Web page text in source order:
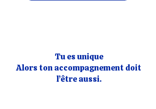
Tu es unique
Alors ton accompagnement doit
l’être aussi.